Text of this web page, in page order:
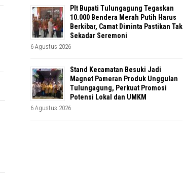
Plt Bupati Tulungagung Tegaskan
10.000 Bendera Merah Putih Harus
Berkibar, Camat Diminta Pastikan Tak
Sekadar Seremoni
6 Agustus 2026
Stand Kecamatan Besuki Jadi
Magnet Pameran Produk Unggulan
Tulungagung, Perkuat Promosi
Potensi Lokal dan UMKM
6 Agustus 2026